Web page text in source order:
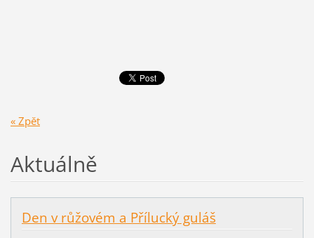
« Zpět
Aktuálně
Den v růžovém a Přílucký guláš